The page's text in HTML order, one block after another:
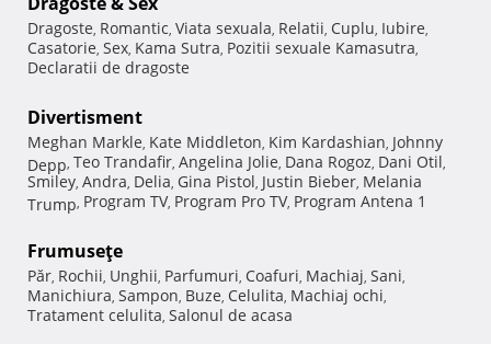
Dragoste, Romantic, Viata sexuala, Relatii, Cuplu, Iubire,
Casatorie, Sex, Kama Sutra, Pozitii sexuale Kamasutra,
Declaratii de dragoste
Divertisment
Meghan Markle, Kate Middleton, Kim Kardashian, Johnny
Depp, Teo Trandafir, Angelina Jolie, Dana Rogoz, Dani Otil,
Smiley, Andra, Delia, Gina Pistol, Justin Bieber, Melania
Trump, Program TV, Program Pro TV, Program Antena 1
Frumuseţe
Păr, Rochii, Unghii, Parfumuri, Coafuri, Machiaj, Sani,
Manichiura, Sampon, Buze, Celulita, Machiaj ochi,
Tratament celulita, Salonul de acasa